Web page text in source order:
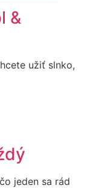
&
užiť slnko,
jeden sa rád